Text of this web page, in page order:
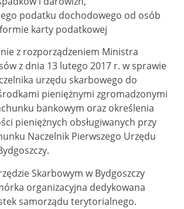
podatku dochodowego od osób
karty podatkowej
z rozporządzeniem Ministra
z dnia 13 lutego 2017 r. w sprawie
urzędu skarbowego do
pieniężnymi zgromadzonymi
bankowym oraz określenia
pieniężnych obsługiwanych przy
Naczelnik Pierwszego Urzędu
Skarbowym w Bydgoszczy
organizacyjna dedykowana
samorządu terytorialnego.